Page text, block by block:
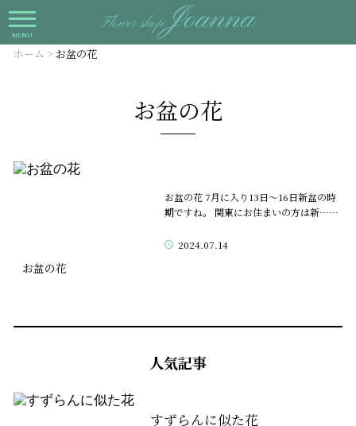
MENU
ホーム > お盆の花
お盆の花
お盆の花
お盆の花 7月に入り13日〜16日新盆の時
期ですね。 関東にお住まいの方は新……
2024.07.14
人気記事
すずらんに似た花